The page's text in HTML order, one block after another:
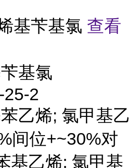
基苄基氯 查看
基氯
25-2
乙烯; 氯甲基乙
间位+~30%对
基乙烯; 氯甲基